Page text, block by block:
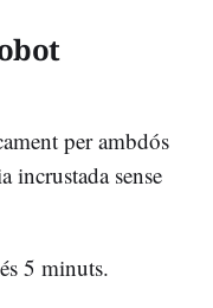
per ambdós
incrustada sense
5 minuts.